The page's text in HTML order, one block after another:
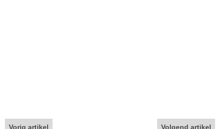
Vorig artikel Volgend artikel